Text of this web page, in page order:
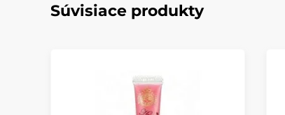
Súvisiace produkty